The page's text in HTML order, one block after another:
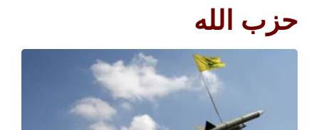
حزب الله